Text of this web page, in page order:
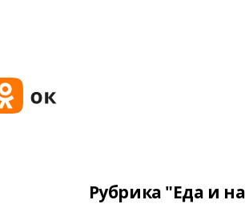
Рубрика "Еда и